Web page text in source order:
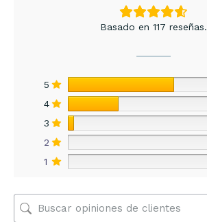
Basado en 117 reseñas.
5
4
3
2
1